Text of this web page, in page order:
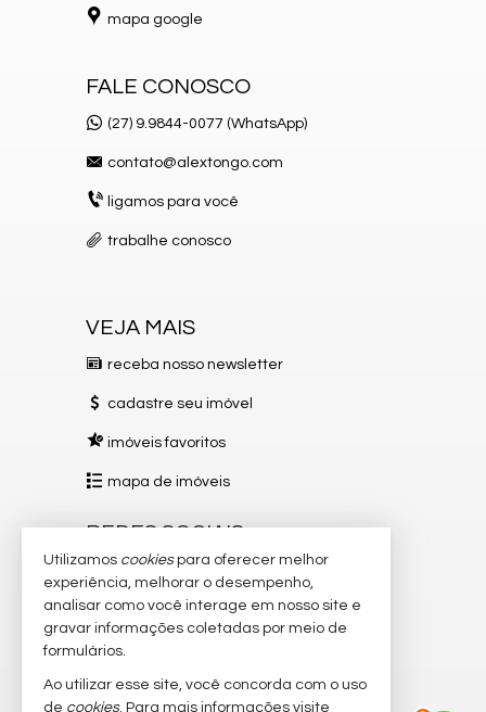
mapa google
FALE CONOSCO
(27) 9.9844-0077 (WhatsApp)
contato@alextongo.com
ligamos para você
trabalhe conosco
VEJA MAIS
receba nosso newsletter
cadastre seu imóvel
imóveis favoritos
mapa de imóveis
REDES SOCIAIS
Instagram
Facebook
TikTok
YouTube
Utilizamos cookiespara oferecer melhor
experiência, melhorar o desempenho,
analisar como você interage em nosso site e
gravar informações coletadas por meio de
formulários.
Ao utilizar esse site, você concorda com o uso
de cookies. Para mais informações visite